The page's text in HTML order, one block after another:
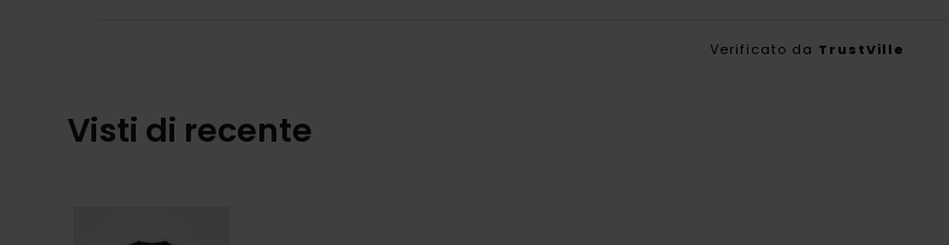
Verificato da TrustVille
Visti di recente